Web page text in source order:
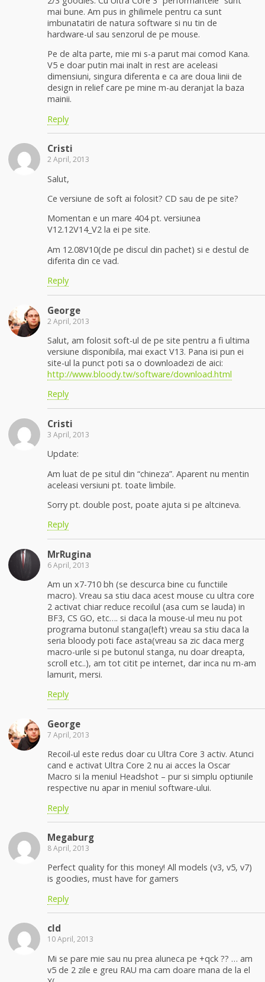
mai bune. Am pus in ghilimele pentru ca sunt
imbunatatiri de natura software si nu tin de
hardware-ul sau senzorul de pe mouse.
Pe de alta parte, mie mi s-a parut mai comod Kana.
V5 e doar putin mai inalt in rest are aceleasi
dimensiuni, singura diferenta e ca are doua linii de
design in relief care pe mine m-au deranjat la baza
mainii.
Reply
Cristi
2 April, 2013
Salut,
Ce versiune de soft ai folosit? CD sau de pe site?
Momentan e un mare 404 pt. versiunea
V12.12V14_V2 la ei pe site.
Am 12.08V10(de pe discul din pachet) si e destul de
diferita din ce vad.
Reply
George
2 April, 2013
Salut, am folosit soft-ul de pe site pentru a fi ultima
versiune disponibila, mai exact V13. Pana isi pun ei
site-ul la punct poti sa o downloadezi de aici:
http://www.bloody.tw/software/download.html
Reply
Cristi
3 April, 2013
Update:
Am luat de pe situl din “chineza”. Aparent nu mentin
aceleasi versiuni pt. toate limbile.
Sorry pt. double post, poate ajuta si pe altcineva.
Reply
MrRugina
6 April, 2013
Am un x7-710 bh (se descurca bine cu functiile
macro). Vreau sa stiu daca acest mouse cu ultra core
2 activat chiar reduce recoilul (asa cum se lauda) in
BF3, CS GO, etc…. si daca la mouse-ul meu nu pot
programa butonul stanga(left) vreau sa stiu daca la
seria bloody poti face asta(vreau sa zic daca merg
macro-urile si pe butonul stanga, nu doar dreapta,
scroll etc..), am tot citit pe internet, dar inca nu m-am
lamurit, mersi.
Reply
George
7 April, 2013
Recoil-ul este redus doar cu Ultra Core 3 activ. Atunci
cand e activat Ultra Core 2 nu ai acces la Oscar
Macro si la meniul Headshot – pur si simplu optiunile
respective nu apar in meniul software-ului.
Reply
Megaburg
8 April, 2013
Perfect quality for this money! All models (v3, v5, v7)
is goodies, must have for gamers
Reply
cld
10 April, 2013
Mi se pare mie sau nu prea aluneca pe +qck ?? … am
v5 de 2 zile e greu RAU ma cam doare mana de la el